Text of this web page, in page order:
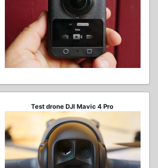
Test drone DJI Mavic 4 Pro